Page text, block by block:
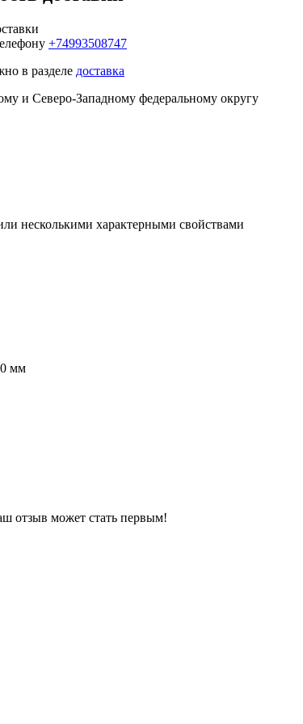
+74993508747
в разделе доставка
и Северо-Западному федеральному округу
несколькими характерными свойствами
мм
отзыв может стать первым!